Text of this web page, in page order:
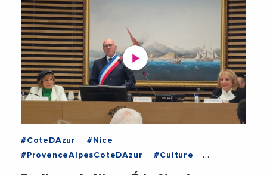
#CoteDAzur
#Nice
#ProvenceAlpesCoteDAzur
#Culture